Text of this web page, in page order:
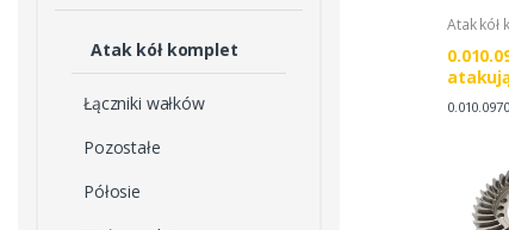
Atak kół komplet
Łączniki wałków
Pozostałe
Półosie
Atak kół
Z10/35,
DEUTZ